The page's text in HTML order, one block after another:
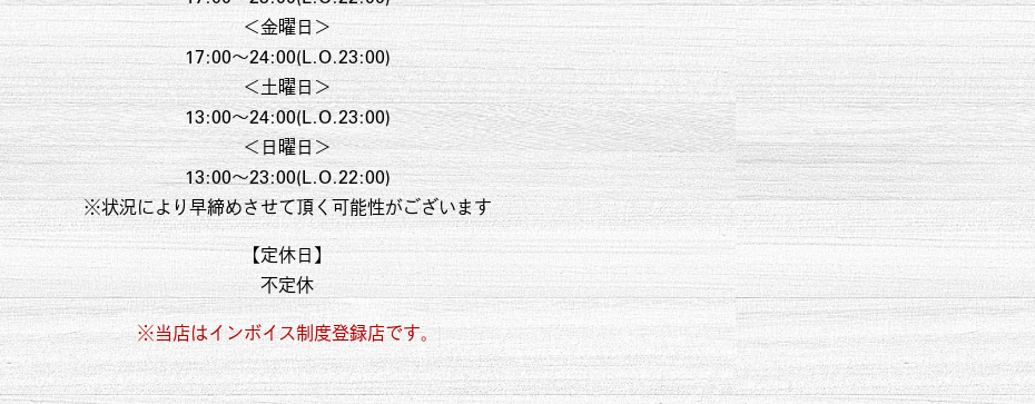
＜金曜日＞
17:00～24:00(L.O.23:00)
＜土曜日＞
13:00～24:00(L.O.23:00)
＜日曜日＞
13:00～23:00(L.O.22:00)
※状況により早締めさせて頂く可能性がございます
【定休日】
不定休
※当店はインボイス制度登録店です。